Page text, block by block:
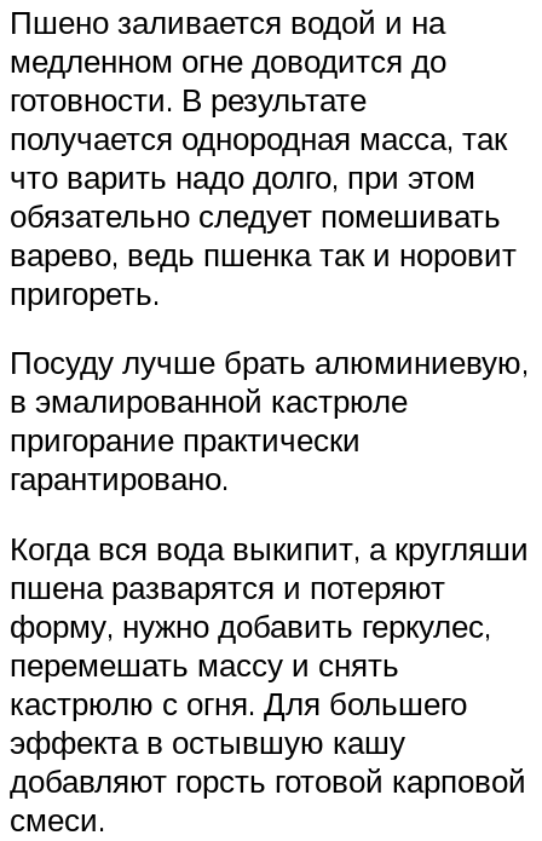
Пшено заливается водой и на
медленном огне доводится до
готовности. В результате
получается однородная масса, так
что варить надо долго, при этом
обязательно следует помешивать
варево, ведь пшенка так и норовит
пригореть.
Посуду лучше брать алюминиевую,
в эмалированной кастрюле
пригорание практически
гарантировано.
Когда вся вода выкипит, а кругляши
пшена разварятся и потеряют
форму, нужно добавить геркулес,
перемешать массу и снять
кастрюлю с огня. Для большего
эффекта в остывшую кашу
добавляют горсть готовой карповой
смеси.